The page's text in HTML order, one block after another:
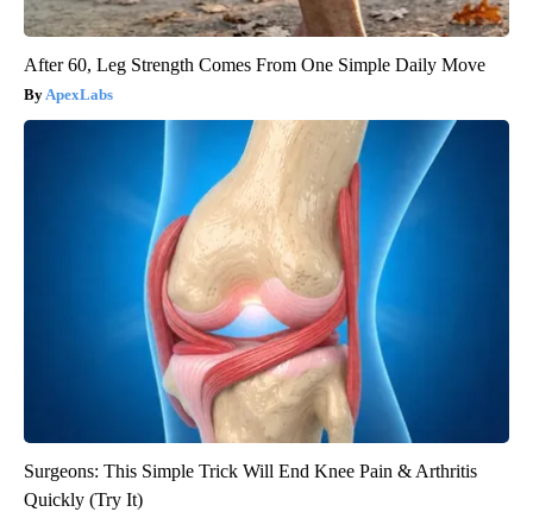
After 60, Leg Strength Comes From One Simple Daily Move
ApexLabs
Surgeons: This Simple Trick Will End Knee Pain & Arthritis
Quickly (Try It)